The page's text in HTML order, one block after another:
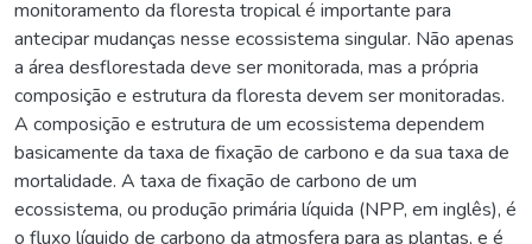
monitoramento da floresta tropical é importante para
antecipar mudanças nesse ecossistema singular. Não apenas
a área desflorestada deve ser monitorada, mas a própria
composição e estrutura da floresta devem ser monitoradas.
A composição e estrutura de um ecossistema dependem
basicamente da taxa de fixação de carbono e da sua taxa de
mortalidade. A taxa de fixação de carbono de um
ecossistema, ou produção primária líquida (NPP, em inglês), é
o fluxo líquido de carbono da atmosfera para as plantas, e é